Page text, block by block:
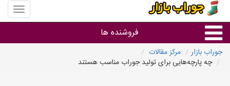
منوی
سایت
بازار
فروشنده ها
گروه ها
جوراب بازار
مرکز مقالات
چه پارچه‌هایی برای تولید جوراب مناسب هستند